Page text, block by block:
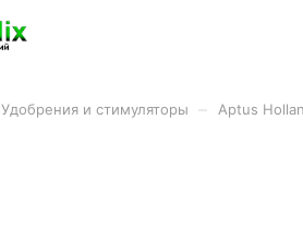
Удобрения и стимуляторы Aptus